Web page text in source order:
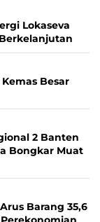
Lokaseva
Besar
2 Banten
Bongkar Muat
Barang 35,6